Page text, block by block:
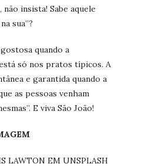
insista! Sabe aquele
sua”?
quando a
só nos pratos típicos. A
e garantida quando a
as pessoas venham
E viva São João!
LAWTON EM UNSPLASH